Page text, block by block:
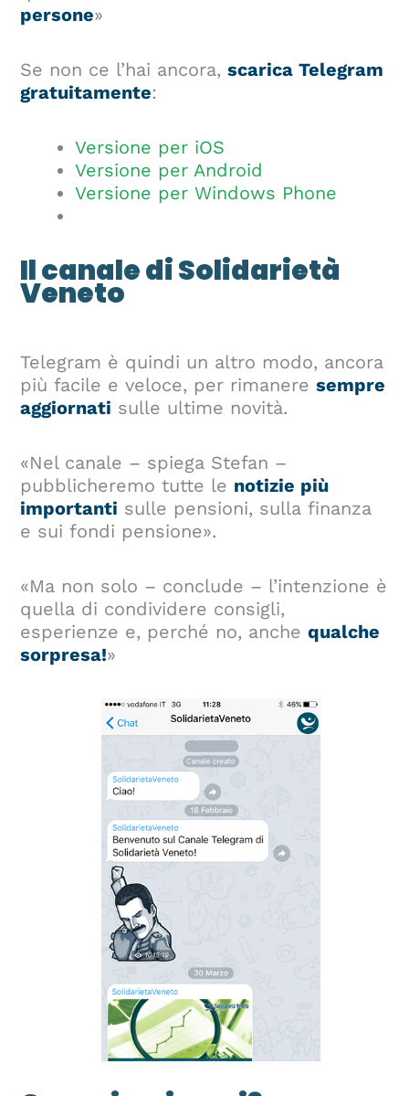
persone»
Se non ce l’hai ancora,scarica Telegram
gratuitamente:
Versione per iOS
Versione per Android
Versione per Windows Phone
Il canale di Solidarietà
Veneto
Telegram è quindi un altro modo, ancora
più facile e veloce, per rimaneresempre
aggiornati sulle ultime novità.
«Nel canale – spiega Stefan –
pubblicheremo tutte le notizie più
importanti sulle pensioni, sulla finanza
e sui fondi pensione».
«Ma non solo – conclude – l’intenzione è
quella di condividere consigli,
esperienze e, perché no, anchequalche
sorpresa!»